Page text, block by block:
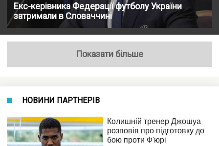
Екс-керівника Федерації футболу України
затримали в Словаччині
Показати більше
НОВИНИ ПАРТНЕРІВ